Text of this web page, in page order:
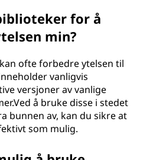
for å
min?
ofte forbedre ytelsen til
vanligvis
versjoner av vanlige
å bruke disse i stedet
bunnen av, kan du sikre at
som mulig.